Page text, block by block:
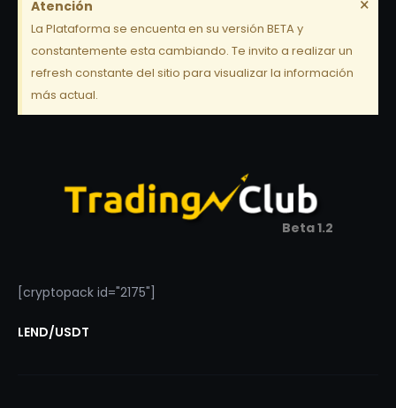
Atención
La Plataforma se encuenta en su versión BETA y
constantemente esta cambiando. Te invito a realizar un
refresh constante del sitio para visualizar la información
más actual.
×
Beta 1.2
[cryptopack id="2175"]
LEND/USDT